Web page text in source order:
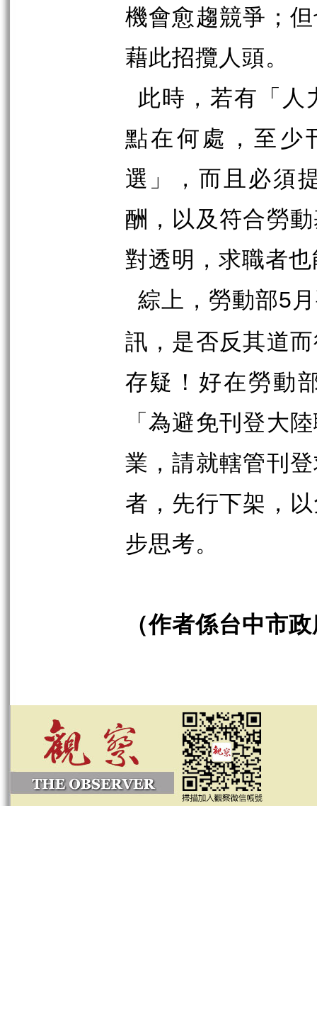
機會愈趨競爭；
藉此招攬人頭。
此時，若有「人
點在何處，至少
選」，而且必須
酬，以及符合勞
對透明，求職者
綜上，勞動部5
訊，是否反其道
存疑！好在勞動
「為避免刊登大
業，請就轄管刊
者，先行下架，
步思考。
（作者係台中市